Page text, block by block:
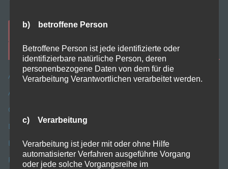
l
t
e
r
t
i
Kategorien
Allgemein
Apps
Computer
DRK
Elektronik
Fotografie
b) betroffene Person
Betroffene Person ist jede identifizierte oder
identifizierbare natürliche Person, deren
personenbezogene Daten von dem für die
Verarbeitung Verantwortlichen verarbeitet werden.
c) Verarbeitung
Verarbeitung ist jeder mit oder ohne Hilfe
automatisierter Verfahren ausgeführte Vorgang
oder jede solche Vorgangsreihe im